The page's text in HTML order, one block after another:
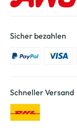
Sicher bezahlen
Schneller Versand